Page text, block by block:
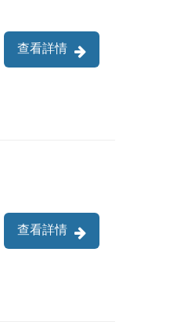
查看詳情
查看詳情